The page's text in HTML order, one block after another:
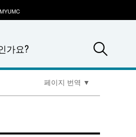
가요?
MYUMC
페이지 번역 ▼